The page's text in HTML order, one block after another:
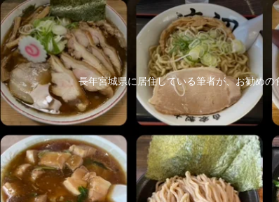
長年宮城県に居住している筆者が、お勧め